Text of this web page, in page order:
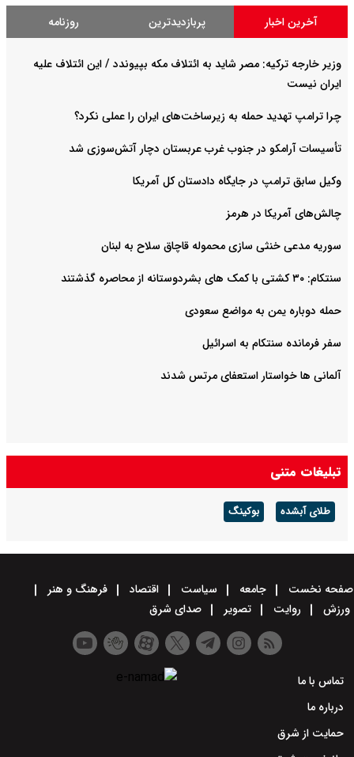
آخرین اخبار پربازدیدترین روزنامه
وزیر خارجه ترکیه: مصر شاید به ائتلاف مکه بپیوندد / این ائتلاف علیه
ایران نیست
چرا ترامپ تهدید حمله به زیرساخت‌های ایران را عملی نکرد؟
تأسیسات آرامکو در جنوب غرب عربستان دچار آتش‌سوزی شد
وکیل سابق ترامپ در جایگاه دادستان کل آمریکا
چالش‌های آمریکا در هرمز
سوریه مدعی خنثی سازی محموله قاچاق سلاح به لبنان
سنتکام: ۳۰ کشتی با کمک های بشردوستانه از محاصره گذشتند
حمله دوباره یمن به مواضع سعودی
سفر فرمانده سنتکام به اسرائیل
آلمانی ها خواستار استعفای مرتس شدند
تبلیغات متنی
طلای آبشده بوکینگ
صفحه نخست جامعه سیاست اقتصاد
فرهنگ و هنر
ورزش
روایت تصویر صدای شرق
تماس با ما
درباره ما
حمایت از شرق